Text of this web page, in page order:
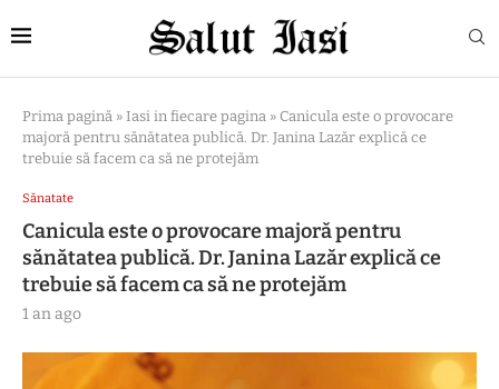
Prima pagină » Iasi in fiecare pagina » Canicula este o provocare
majoră pentru sănătatea publică. Dr. Janina Lazăr explică ce
trebuie să facem ca să ne protejăm
Sănatate
Canicula este o provocare majoră pentru
sănătatea publică. Dr. Janina Lazăr explică ce
trebuie să facem ca să ne protejăm
1 an ago